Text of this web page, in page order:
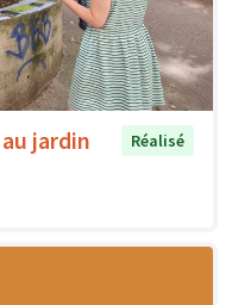
jardin
Réalisé